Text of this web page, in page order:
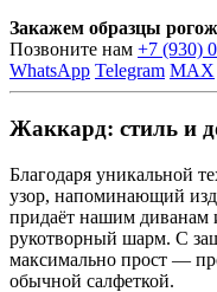
Закажем образцы
Позвоните нам +7 (930)
WhatsApp Telegram MAX
Жаккард: стиль и
Благодаря уникальной
узор, напоминающий
придаёт нашим диванам
рукотворный шарм. С
максимально прост —
обычной салфеткой.